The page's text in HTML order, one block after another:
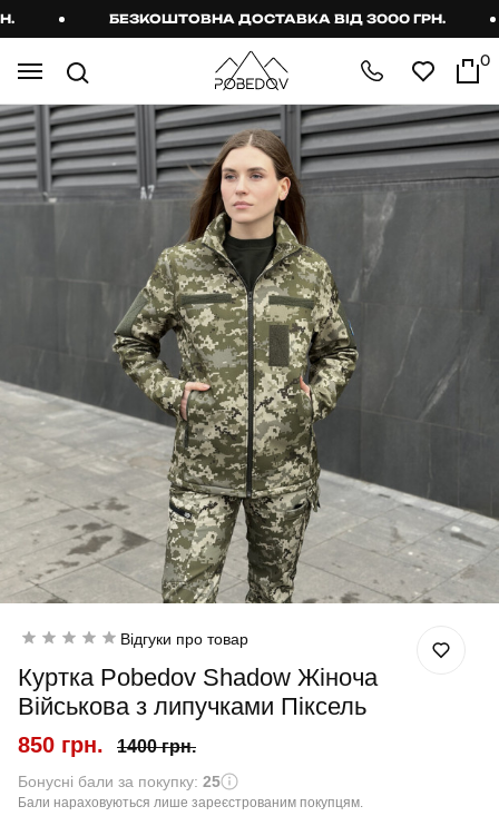
БЕЗКОШТОВНА ДОСТАВКА ВІД 3000 ГРН.
0
Відгуки про товар
Куртка Pobedov Shadow Жіноча
Військова з липучками Піксель
850 грн. 1400 грн.
Бонусні бали за покупку: 25
Бали нараховуються лише зареєстрованим покупцям.